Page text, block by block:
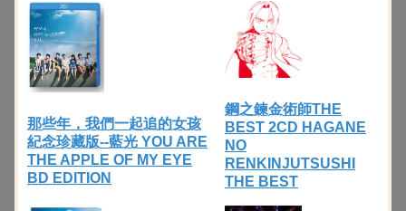
那些年，我們一起追的女孩
紀念珍藏版--藍光 YOU ARE
THE APPLE OF MY EYE
BD EDITION
鋼之鍊金術師THE
BEST 2CD HAGANE
NO
RENKINJUTSUSHI
THE BEST